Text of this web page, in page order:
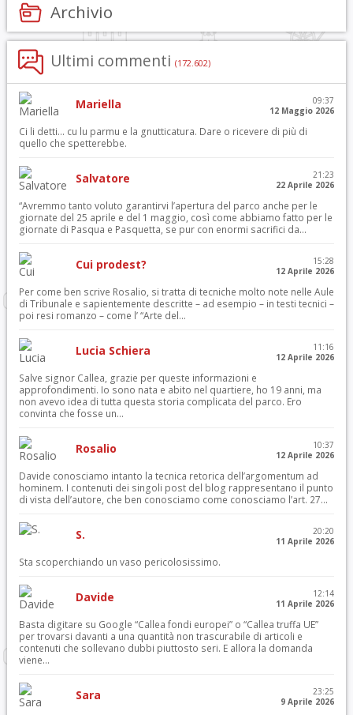
Archivio
Ultimi commenti (172.602)
Mariella
09:37
12 Maggio 2026
Ci li detti… cu lu parmu e la gnutticatura. Dare o ricevere di più di
quello che spetterebbe.
Salvatore
21:23
22 Aprile 2026
“Avremmo tanto voluto garantirvi l’apertura del parco anche per le
giornate del 25 aprile e del 1 maggio, così come abbiamo fatto per le
giornate di Pasqua e Pasquetta, se pur con enormi sacrifici da...
Cui prodest?
15:28
12 Aprile 2026
Per come ben scrive Rosalio, si tratta di tecniche molto note nelle Aule
di Tribunale e sapientemente descritte – ad esempio – in testi tecnici –
poi resi romanzo – come l’ “Arte del...
Lucia Schiera
11:16
12 Aprile 2026
Salve signor Callea, grazie per queste informazioni e
approfondimenti. Io sono nata e abito nel quartiere, ho 19 anni, ma
non avevo idea di tutta questa storia complicata del parco. Ero
convinta che fosse un...
Rosalio
10:37
12 Aprile 2026
Davide conosciamo intanto la tecnica retorica dell’argomentum ad
hominem. I contenuti dei singoli post del blog rappresentano il punto
di vista dell’autore, che ben conosciamo come conosciamo l’art. 27...
S.
20:20
11 Aprile 2026
Sta scoperchiando un vaso pericolosissimo.
Davide
12:14
11 Aprile 2026
Basta digitare su Google “Callea fondi europei” o “Callea truffa UE”
per trovarsi davanti a una quantità non trascurabile di articoli e
contenuti che sollevano dubbi piuttosto seri. E allora la domanda
viene...
Sara
23:25
9 Aprile 2026